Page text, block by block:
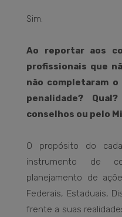
Sim.
Ao reportar aos
profissionais que
não completaram
penalidade?
conselhos ou pelo
O propósito do
instrumento de
planejamento de
Federais, Estaduais,
frente a suas